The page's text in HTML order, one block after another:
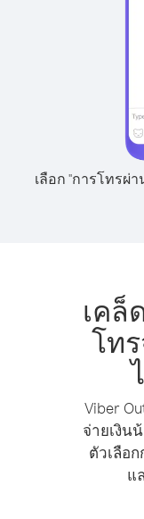
เลือก "การโทรผ่
เคล็
โท
Viber
จ่ายเงิน
ตัวเลือ
แ